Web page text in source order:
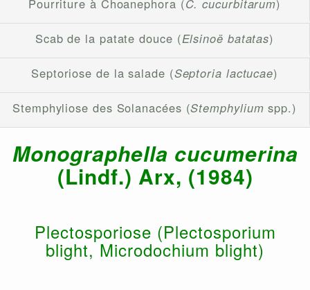
Pourriture à Choanephora (C. cucurbitarum)
Scab de la patate douce (Elsinoë batatas)
Septoriose de la salade (Septoria lactucae)
Stemphyliose des Solanacées (Stemphylium spp.)
Monographella cucumerina
(Lindf.) Arx, (1984)
Plectosporiose (Plectosporium
blight, Microdochium blight)